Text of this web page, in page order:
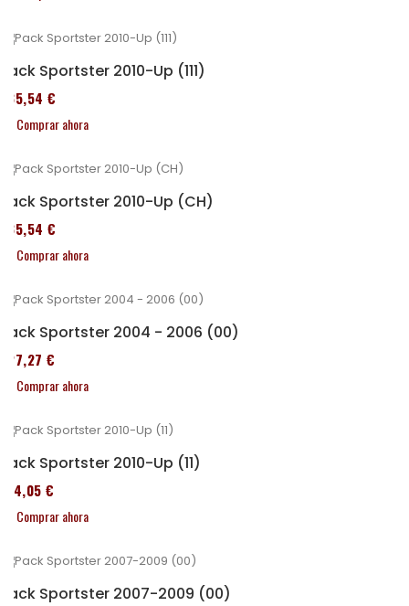
Pack Sportster 2010-Up (111)
235,54 €
Comprar ahora
Pack Sportster 2010-Up (CH)
235,54 €
Comprar ahora
Pack Sportster 2004 - 2006 (00)
227,27 €
Comprar ahora
Pack Sportster 2010-Up (11)
314,05 €
Comprar ahora
Pack Sportster 2007-2009 (00)